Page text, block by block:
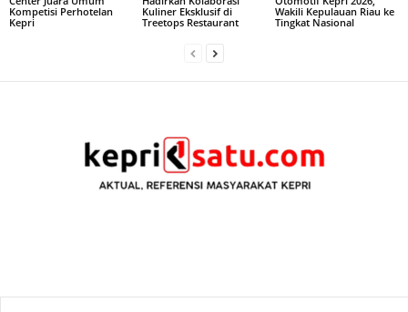
Kompetisi Perhotelan
Kepri
Kuliner Eksklusif di
Treetops Restaurant
Wakili Kepulauan Riau ke
Tingkat Nasional